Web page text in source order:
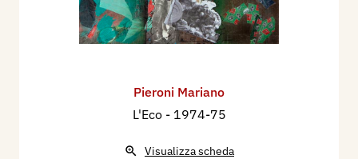
Pieroni Mariano
L'Eco - 1974-75
Visualizza scheda